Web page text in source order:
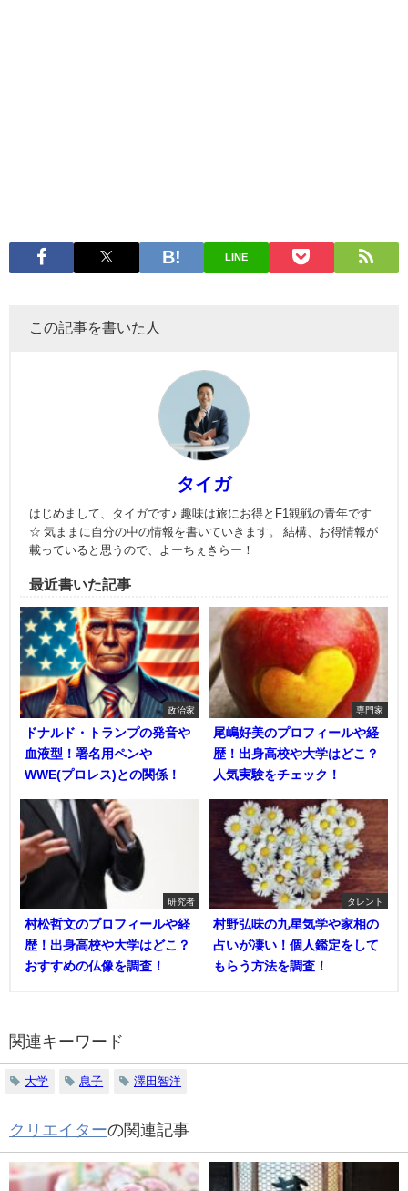
LINE
この記事を書いた人
タイガ
はじめまして、タイガです♪ 趣味は旅にお得とF1観戦の青年です
☆ 気ままに自分の中の情報を書いていきます。 結構、お得情報が
載っていると思うので、よーちぇきらー！
最近書いた記事
政治家
ドナルド・トランプの発音や
血液型！署名用ペンや
WWE(プロレス)との関係！
専門家
尾嶋好美のプロフィールや経
歴！出身高校や大学はどこ？
人気実験をチェック！
研究者
村松哲文のプロフィールや経
歴！出身高校や大学はどこ？
おすすめの仏像を調査！
タレント
村野弘味の九星気学や家相の
占いが凄い！個人鑑定をして
もらう方法を調査！
関連キーワード
大学 息子 澤田智洋
クリエイターの関連記事